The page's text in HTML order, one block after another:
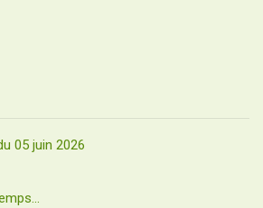
05 juin 2026